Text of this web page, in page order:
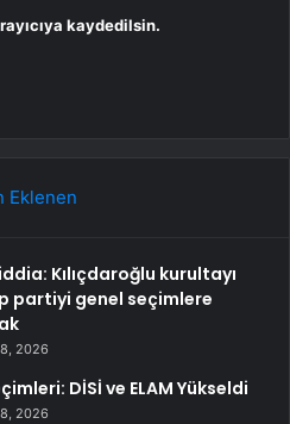
kaydedilsin.
Eklenen
Kılıçdaroğlu kurultayı
partiyi genel seçimlere
2026
DİSİ ve ELAM Yükseldi
2026